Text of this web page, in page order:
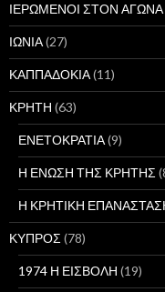
ΙΕΡΩΜΕΝΟΙ ΣΤΟΝ
ΙΩΝΙΑ(27)
ΚΑΠΠΑΔΟΚΙΑ(11)
ΚΡΗΤΗ (63)
ΕΝΕΤΟΚΡΑΤΙΑ(9)
Η ΕΝΩΣΗ ΤΗΣ ΚΡΗΤΗΣ
Η ΚΡΗΤΙΚΗ
ΚΥΠΡΟΣ (78)
1974 Η ΕΙΣΒΟΛΗ (19)